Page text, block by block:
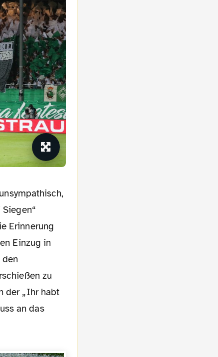
Erinnerung
Einzug in
zu
der „Ihr habt
an das